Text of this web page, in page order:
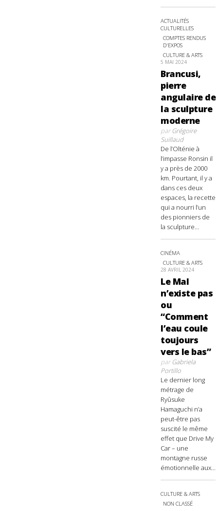
ACTUALITÉS
CULTURELLES
COMPTES RENDUS
D'EXPOS
CULTURE & ARTS
5 MAI 2024
Brancusi,
pierre
angulaire de
la sculpture
moderne
parGrégoire
Suillaud
De l’Olténie à
l’impasse Ronsin il
y a près de 2000
km. Pourtant, il y a
dans ces deux
espaces, la recette
qui a nourri l’un
des pionniers de
la sculpture...
CINÉMA
CULTURE & ARTS
28 AVRIL 2024
Le Mal
n’existe pas
ou
“Comment
l’eau coule
toujours
vers le bas”
parGabriela
Portillo
Le dernier long
métrage de
Ryûsuke
Hamaguchi n’a
peut-être pas
suscité le même
effet que Drive My
Car – une
montagne russe
émotionnelle aux...
CULTURE & ARTS
NON CLASSÉ